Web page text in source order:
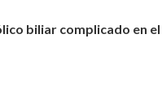
biliar complicado en